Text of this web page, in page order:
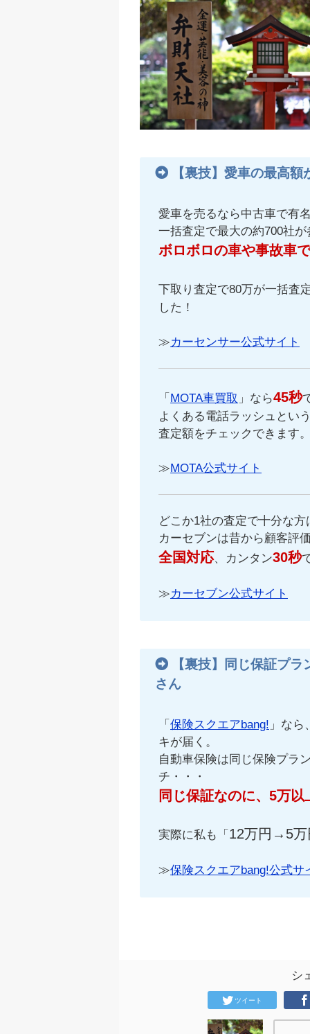
【裏技】愛車の最高
愛車を売るなら中古車で有
一括査定で最大の約700社
ボロボロの車や事故車
下取り査定で80万が一括査
した！
≫カーセンサー公式サイト
「 MOTA車買取 」なら45秒
よくある電話ラッシュとい
査定額をチェックできます
≫MOTA公式サイト
どこか1社の査定で十分な方
カーセブンは昔から顧客評
全国対応、カンタン30秒
≫カーセブン公式サイト
【裏技】同じ保証プ
さん
「 保険スクエアbang! 」な
キが届く。
自動車保険は同じ保険プラ
チ・・・
同じ保証なのに、5万
実際に私も「 12万円→5万
≫保険スクエアbang!公式サ
シ
ツイート